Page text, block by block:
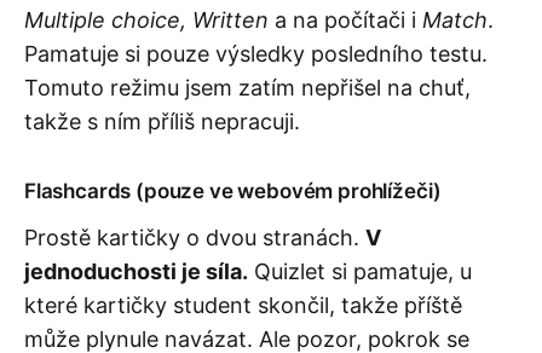
Multiple choice, Written a na počítači i Match.
Pamatuje si pouze výsledky posledního testu.
Tomuto režimu jsem zatím nepřišel na chuť,
takže s ním příliš nepracuji.
Flashcards (pouze ve webovém prohlížeči)
Prostě kartičky o dvou stranách. V
jednoduchosti je síla. Quizlet si pamatuje, u
které kartičky student skončil, takže příště
může plynule navázat. Ale pozor, pokrok se